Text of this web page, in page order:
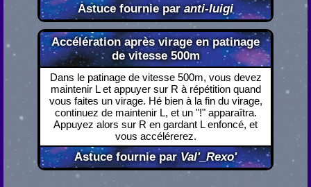
Astuce fournie paranti-luigi
Accélération après virage en patinage
de vitesse 500m
Astuce fournie parVal'_Rexo'
Dans le patinage de vitesse 500m, vous devez
maintenir L et appuyer sur R à répétition quand
vous faites un virage. Hé bien à la fin du virage,
continuez de maintenir L, et un "!" apparaîtra.
Appuyez alors sur R en gardant L enfoncé, et
vous accélérerez.